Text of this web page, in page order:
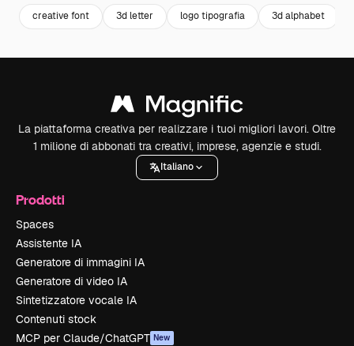
creative font 3d letter logo tipografia 3d alphabet
La piattaforma creativa per realizzare i tuoi migliori lavori. Oltre
1 milione di abbonati tra creativi, imprese, agenzie e studi.
Italiano
Prodotti
Spaces
Assistente IA
Generatore di immagini IA
Generatore di video IA
Sintetizzatore vocale IA
Contenuti stock
MCP per Claude/ChatGPT New